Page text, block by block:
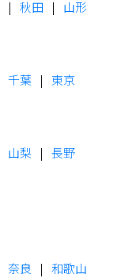
秋田
山形
千葉
東京
山梨
長野
奈良
和歌山